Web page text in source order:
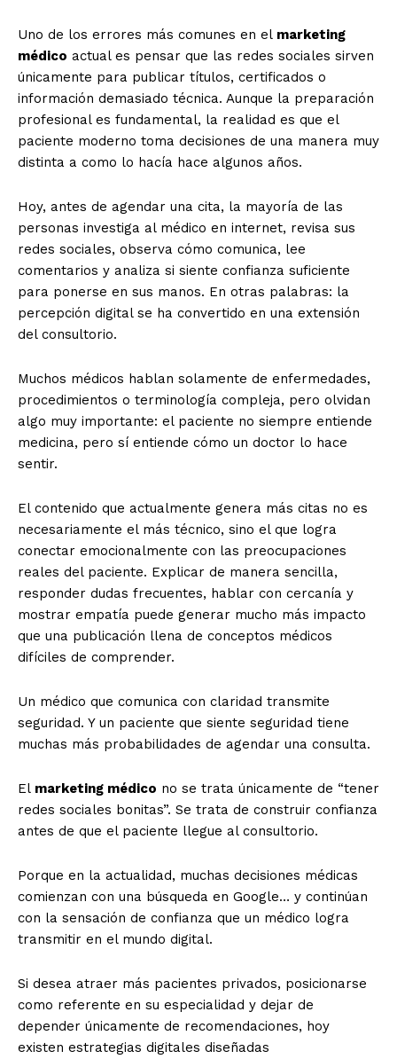
Uno de los errores más comunes en el marketing
médico actual es pensar que las redes sociales sirven
únicamente para publicar títulos, certificados o
información demasiado técnica. Aunque la preparación
profesional es fundamental, la realidad es que el
paciente moderno toma decisiones de una manera muy
distinta a como lo hacía hace algunos años.
Hoy, antes de agendar una cita, la mayoría de las
personas investiga al médico en internet, revisa sus
redes sociales, observa cómo comunica, lee
comentarios y analiza si siente confianza suficiente
para ponerse en sus manos. En otras palabras: la
percepción digital se ha convertido en una extensión
del consultorio.
Muchos médicos hablan solamente de enfermedades,
procedimientos o terminología compleja, pero olvidan
algo muy importante: el paciente no siempre entiende
medicina, pero sí entiende cómo un doctor lo hace
sentir.
El contenido que actualmente genera más citas no es
necesariamente el más técnico, sino el que logra
conectar emocionalmente con las preocupaciones
reales del paciente. Explicar de manera sencilla,
responder dudas frecuentes, hablar con cercanía y
mostrar empatía puede generar mucho más impacto
que una publicación llena de conceptos médicos
difíciles de comprender.
Un médico que comunica con claridad transmite
seguridad. Y un paciente que siente seguridad tiene
muchas más probabilidades de agendar una consulta.
El marketing médico no se trata únicamente de “tener
redes sociales bonitas”. Se trata de construir confianza
antes de que el paciente llegue al consultorio.
Porque en la actualidad, muchas decisiones médicas
comienzan con una búsqueda en Google… y continúan
con la sensación de confianza que un médico logra
transmitir en el mundo digital.
Si desea atraer más pacientes privados, posicionarse
como referente en su especialidad y dejar de
depender únicamente de recomendaciones, hoy
existen estrategias digitales diseñadas